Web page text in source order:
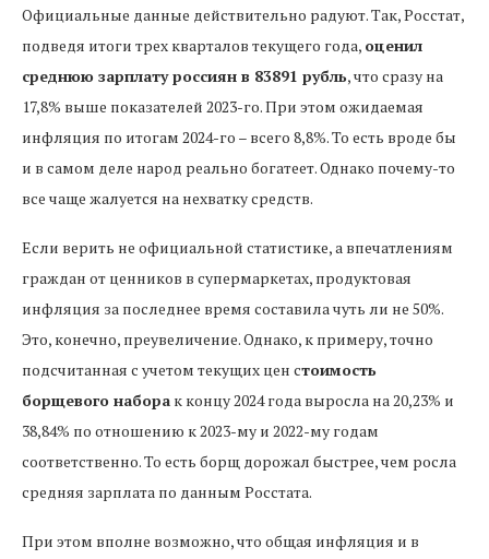
Официальные данные действительно радуют. Так, Росстат,
подведя итоги трех кварталов текущего года, оценил
среднюю зарплату россиян в 83891 рубль, что сразу на
17,8% выше показателей 2023-го. При этом ожидаемая
инфляция по итогам 2024-го – всего 8,8%. То есть вроде бы
и в самом деле народ реально богатеет. Однако почему-то
все чаще жалуется на нехватку средств.
Если верить не официальной статистике, а впечатлениям
граждан от ценников в супермаркетах, продуктовая
инфляция за последнее время составила чуть ли не 50%.
Это, конечно, преувеличение. Однако, к примеру, точно
подсчитанная с учетом текущих цен стоимость
борщевого набора к концу 2024 года выросла на 20,23% и
38,84% по отношению к 2023-му и 2022-му годам
соответственно. То есть борщ дорожал быстрее, чем росла
средняя зарплата по данным Росстата.
При этом вполне возможно, что общая инфляция и в